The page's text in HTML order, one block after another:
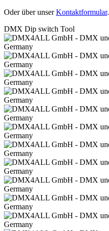
Oder über unserKontaktformular.
DMX Dip switch Tool